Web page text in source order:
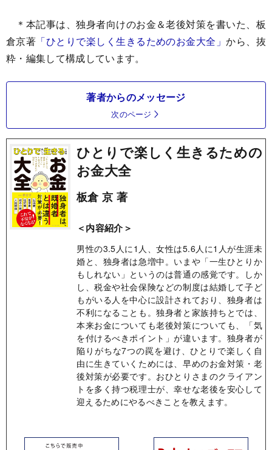
＊本記事は、独身者向けのお金＆老後対策を書いた、板
倉京著 「ひとりで楽しく生きるためのお金大全」から、抜
粋・編集して構成しています。
著者からのメッセージ
次のページ
ひとりで楽しく生きるための
お金大全
板倉 京 著
＜内容紹介＞
男性の3.5人に1人、女性は5.6人に1人が生涯未
婚と、独身者は急増中。いまや「一生ひとりか
もしれない」というのは普通の感覚です。しか
し、税金や社会保険などの制度は結婚して子ど
もがいる人を中心に設計されており、独身者は
不利になることも。独身者と家族持ちとでは、
本来お金についても老後対策についても、「気
を付けるべきポイント」が違います。独身者が
陥りがちな7つの罠を避け、ひとりで楽しく自
由に生きていくためには、早めのお金対策・老
後対策が必要です。おひとりさまのクライアン
トを多く持つ税理士が、幸せな老後を安心して
迎えるためにやるべきことを教えます。